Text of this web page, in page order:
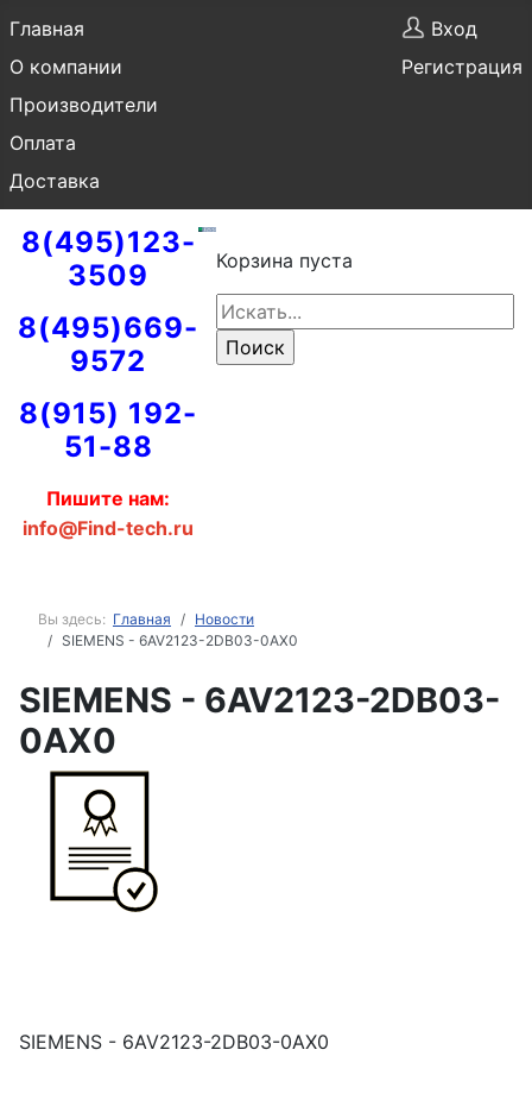
Главная
О компании
Производители
Оплата
Доставка
Вход
Регистрация
8(495)123-
3509
8(495)669-
9572
8(915) 192-
51-88
Пишите нам:
info@Find-tech.ru
Корзина пуста
Вы здесь: Главная
Новости
SIEMENS - 6AV2123-2DB03-0AX0
SIEMENS - 6AV2123-2DB03-
0AX0
SIEMENS - 6AV2123-2DB03-0AX0